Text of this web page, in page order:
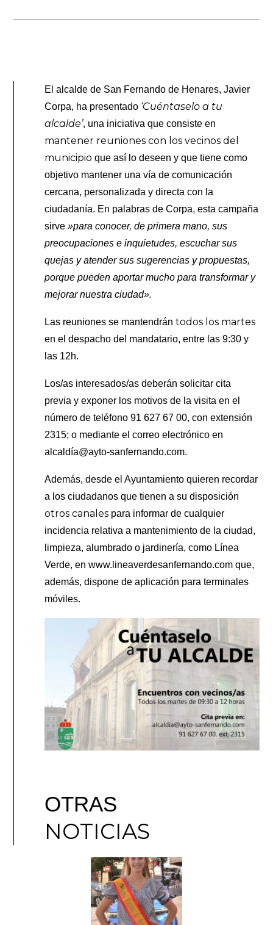
El alcalde de San Fernando de Henares, Javier
Corpa, ha presentado ‘Cuéntaselo a tu
alcalde’, una iniciativa que consiste en
mantener reuniones con los vecinos del
municipio que así lo deseen y que tiene como
objetivo mantener una vía de comunicación
cercana, personalizada y directa con la
ciudadanía. En palabras de Corpa, esta campaña
sirve»para conocer, de primera mano, sus
preocupaciones e inquietudes, escuchar sus
quejas y atender sus sugerencias y propuestas,
porque pueden aportar mucho para transformar y
mejorar nuestra ciudad».
Las reuniones se mantendrántodos los martes
en el despacho del mandatario, entre las 9:30 y
las 12h.
Los/as interesados/as deberán solicitar cita
previa y exponer los motivos de la visita en el
número de teléfono 91 627 67 00, con extensión
2315; o mediante el correo electrónico en
alcaldía@ayto-sanfernando.com.
Además, desde el Ayuntamiento quieren recordar
a los ciudadanos que tienen a su disposición
otros canales para informar de cualquier
incidencia relativa a mantenimiento de la ciudad,
limpieza, alumbrado o jardinería, como Línea
Verde, en www.lineaverdesanfernando.com que,
además, dispone de aplicación para terminales
móviles.
OTRAS
NOTICIAS